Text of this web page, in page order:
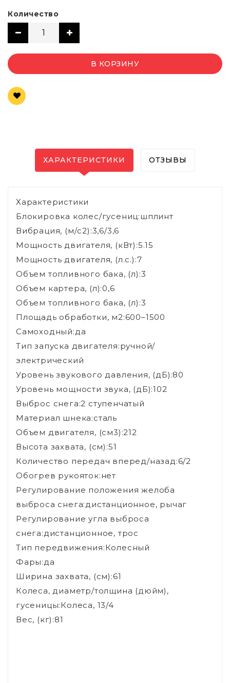
Количество
В КОРЗИНУ
ХАРАКТЕРИСТИКИ ОТЗЫВЫ
Характеристики
Блокировка колес/гусениц:шплинт
Вибрация, (м/с2):3,6/3,6
Мощность двигателя, (кВт):5.15
Мощность двигателя, (л.с.):7
Объем топливного бака, (л):3
Объем картера, (л):0,6
Объем топливного бака, (л):3
Площадь обработки, м2:600–1500
Самоходный:да
Тип запуска двигателя:ручной/
электрический
Уровень звукового давления, (дБ):80
Уровень мощности звука, (дБ):102
Выброс снега:2 ступенчатый
Материал шнека:сталь
Объем двигателя, (см3):212
Высота захвата, (см):51
Количество передач вперед/назад:6/2
Обогрев рукояток:нет
Регулирование положения желоба
выброса снега:дистанционное, рычаг
Регулирование угла выброса
снега:дистанционное, трос
Тип передвижения:Колесный
Фары:да
Ширина захвата, (см):61
Колеса, диаметр/толщина (дюйм),
гусеницы:Колеса, 13/4
Вес, (кг):81